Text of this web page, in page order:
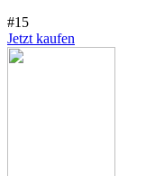
#15
Jetzt kaufen